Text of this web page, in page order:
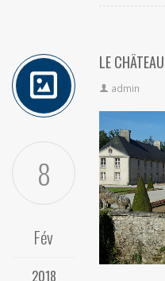
8
Fév
2018
LE
admin